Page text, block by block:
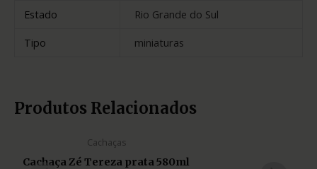
Estado
Rio Grande do Sul
Tipo
miniaturas
Produtos Relacionados
Cachaças
Cachaça Zé Tereza prata 580ml